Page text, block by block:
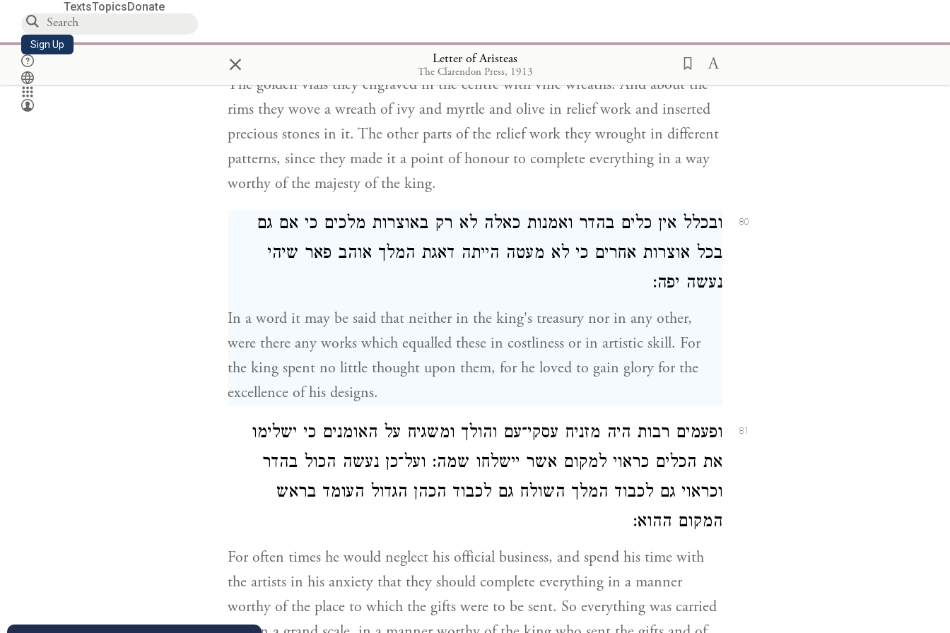
TextsTopicsDonate
Sign Up × Letter of Aristeas
The Clarendon Press, 1913
להרבות כבוד המלך:
The golden vials they engraved in the centre with vine wreaths. And about the
rims they wove a wreath of ivy and myrtle and olive in relief work and inserted
precious stones in it. The other parts of the relief work they wrought in different
patterns, since they made it a point of honour to complete everything in a way
worthy of the majesty of the king.
80
ובכלל אין כלים בהדר ואמנות כאלה לא רק באוצרות מלכים כי אם גם
בכל אוצרות אחרים כי לא מעטה הייתה דאגת המלך אוהב פאר שיהי
נעשה יפה:
In a word it may be said that neither in the king's treasury nor in any other,
were there any works which equalled these in costliness or in artistic skill. For
the king spent no little thought upon them, for he loved to gain glory for the
excellence of his designs.
81
ופעמים רבות היה מזניח עסקי־עם והולך ומשגיח על האומנים כי ישלימו
את הכלים כראוי למקום אשר יישלחו שמה: ועל־כן נעשה הכול בהדר
וכראוי גם לכבוד המלך השולח גם לכבוד הכהן הגדול העומד בראש
המקום ההוא:
For often times he would neglect his official business, and spend his time with
the artists in his anxiety that they should complete everything in a manner
worthy of the place to which the gifts were to be sent. So everything was carried